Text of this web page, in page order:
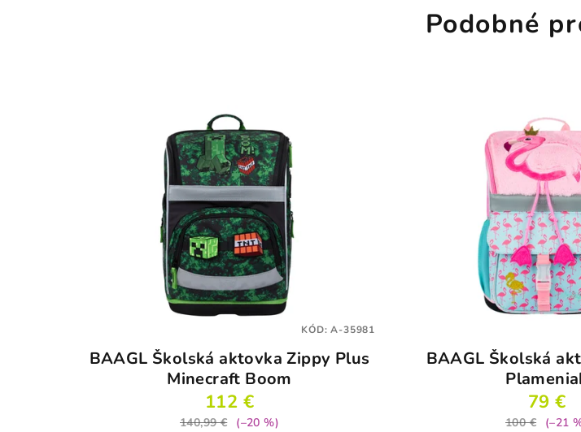
Podobné
BAAGL Školská aktovka Zippy Plus
Minecraft Boom
112 €
140,99 € (–20 %)
KÓD:A-35981
BAAGL Školská
79 €
100 € (–21